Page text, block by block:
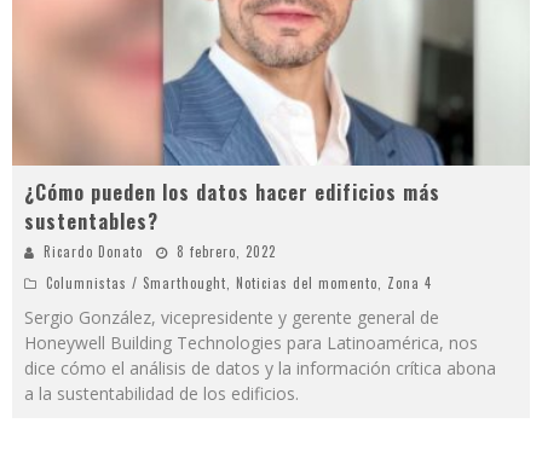
¿Cómo pueden los datos hacer edificios más
sustentables?
Ricardo Donato
8 febrero, 2022
Columnistas / Smarthought Noticias del momento Zona 4
Sergio González, vicepresidente y gerente general de
Honeywell Building Technologies para Latinoamérica, nos
dice cómo el análisis de datos y la información crítica abona
a la sustentabilidad de los edificios.